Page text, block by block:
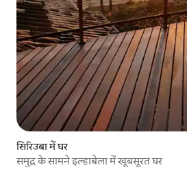
सिरिउबा में घर
समुद्र के सामने इल्हाबेला में खूबसूरत घर